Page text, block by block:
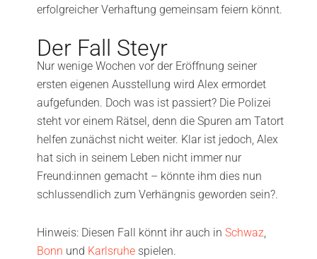
erfolgreicher Verhaftung gemeinsam feiern könnt.
Der Fall Steyr
Nur wenige Wochen vor der Eröffnung seiner
ersten eigenen Ausstellung wird Alex ermordet
aufgefunden. Doch was ist passiert? Die Polizei
steht vor einem Rätsel, denn die Spuren am Tatort
helfen zunächst nicht weiter. Klar ist jedoch, Alex
hat sich in seinem Leben nicht immer nur
Freund:innen gemacht – könnte ihm dies nun
schlussendlich zum Verhängnis geworden sein?.
Hinweis: Diesen Fall könnt ihr auch in Schwaz,
Bonn und Karlsruhe spielen.